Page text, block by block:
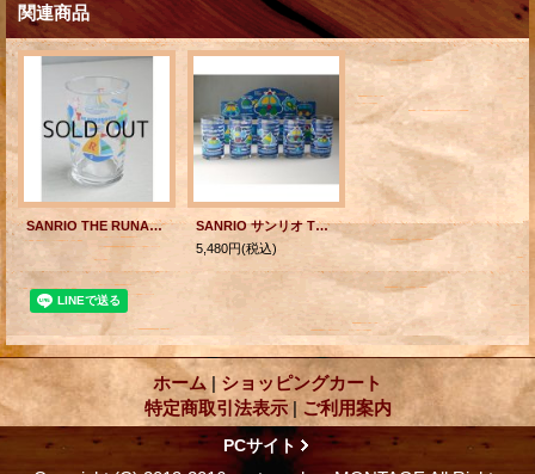
関連商品
SANRIO THE RUNABOUTS ザ・ラナバウツ タンブラー size: topØ6.3×H10.4×bottomØ6(cm)
SANRIO サンリオ THE RUNABOUTS ザ・ラナバウツ タンブラー5pcセット size: Ø6.2×H11(cm)
5,480円(税込)
ホーム | ショッピングカート
特定商取引法表示 | ご利用案内
PCサイト